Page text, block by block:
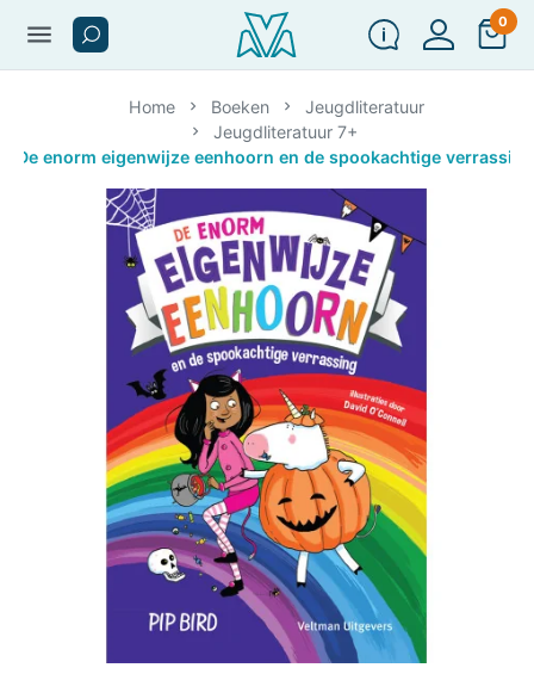
menu 0
Home Boeken
Jeugdliteratuur
Jeugdliteratuur 7+
De enorm eigenwijze eenhoorn en de spookachtige verrassing